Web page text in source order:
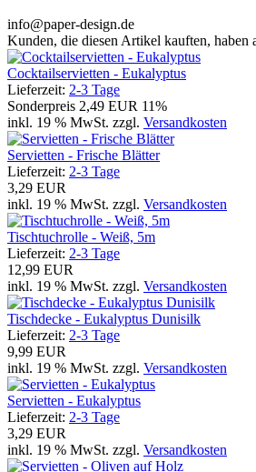
info@paper-design.de
Kunden, die diesen Artikel kauften, haben
Cocktailservietten - Eukalyptus
Lieferzeit: 2-3 Tage
Sonderpreis 2,49 EUR 11%
inkl. 19 % MwSt. zzgl. Versandkosten
Servietten - Frische Blätter
Lieferzeit: 2-3 Tage
3,29 EUR
inkl. 19 % MwSt. zzgl. Versandkosten
Tischtuchrolle - Weiß, 5m
Lieferzeit: 2-3 Tage
12,99 EUR
inkl. 19 % MwSt. zzgl. Versandkosten
Tischdecke - Eukalyptus Dunisilk
Lieferzeit: 2-3 Tage
9,99 EUR
inkl. 19 % MwSt. zzgl. Versandkosten
Servietten - Eukalyptus
Lieferzeit: 2-3 Tage
3,29 EUR
inkl. 19 % MwSt. zzgl. Versandkosten